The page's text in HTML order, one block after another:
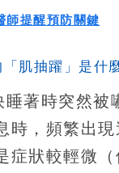
師提醒預防關鍵
肌抽躍」是什
睡著時突然
時，頻繁出
症狀較輕微